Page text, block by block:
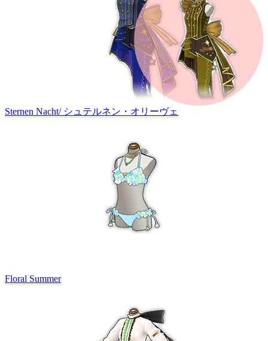
Sternen Nacht/ シュテルネン・オリーヴェ
Floral Summer